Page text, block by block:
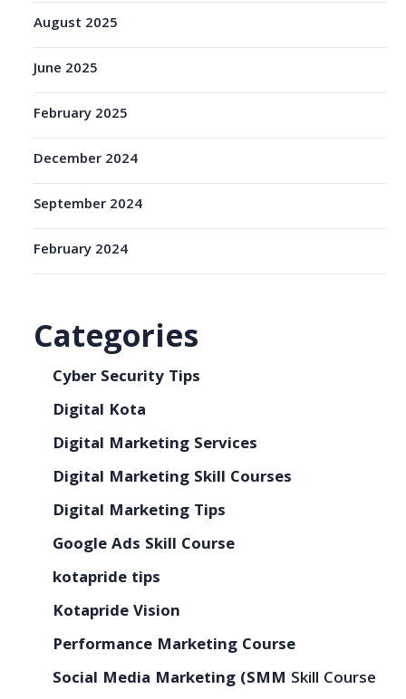
August 2025
June 2025
February 2025
December 2024
September 2024
February 2024
Categories
Cyber Security Tips
Digital Kota
Digital Marketing Services
Digital Marketing Skill Courses
Digital Marketing Tips
Google Ads Skill Course
kotapride tips
Kotapride Vision
Performance Marketing Course
Social Media Marketing (SMM Skill Course